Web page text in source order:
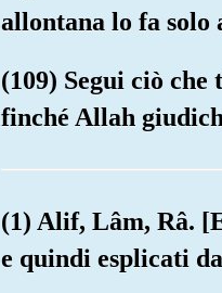
allontana lo fa solo
(109) Segui ciò
finché Allah
(1) Alif, Lâm, Râ.
e quindi esplicati